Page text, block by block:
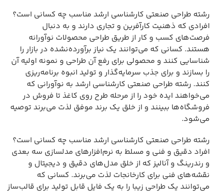
رشته طراحی صنعتی کارشناسی ارشد مناسب چه کسانی است؟
افرادی که ذهنیت کارآفرین و تجاری دارند و به دنبال
فرصت‌های کسب و کار از طریق طراحی محصولات نوآورانه
هستند. کسانی که می‌توانند یک نیاز برآورده‌نشده در بازار را
شناسایی کنند و محصولی برای رفع آن طراحی و نمونه اولیه آن
را بسازند و برای جذب سرمایه‌گذار و تولید انبوه برنامه‌ریزی
کنند. رشته طراحی صنعتی کارشناسی ارشد به نوآورانی که
می‌خواهند ایده خود را از مرحله طرح روی کاغذ تا فروش در
فروشگاه‌ها ببینند و از خلق یک برند موفق لذت می‌برند توصیه
می‌شود.
رشته طراحی صنعتی کارشناسی ارشد مناسب چه کسانی است؟
افراد دقیق و فنی و مسلط به نرم‌افزارهای مدلسازی سه بعدی
و رندرینگ و آنالیز که از خلق مدل‌های دقیق و دیجیتال و
نقشه‌های فنی برای کارخانجات لذت می‌برند. کسانی که
می‌توانند یک طراحی زیبا را به یک فایل قابل تولید برای قالب‌ساز